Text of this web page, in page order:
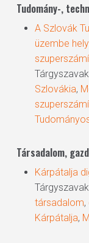
Tudomány-,
A Szlovák
üzembe
Szlovákia,
Társadalom,
Kárpátalja
társadalom,
Kárpátalja,